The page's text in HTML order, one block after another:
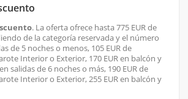
. La oferta ofrece hasta 775 EUR de
de la categoría reservada y el número
de 5 noches o menos, 105 EUR de
Interior o Exterior, 170 EUR en balcón y
salidas de 6 noches o más, 190 EUR de
Interior o Exterior, 255 EUR en balcón y